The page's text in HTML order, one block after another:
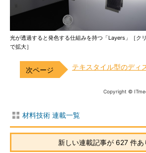
光が透過すると発色する仕組みを持つ「Layers」［ク
で拡大］
テキスタイル型のディ
Copyright ©
材料技術 連載一覧
新しい連載記事が 627 件あ